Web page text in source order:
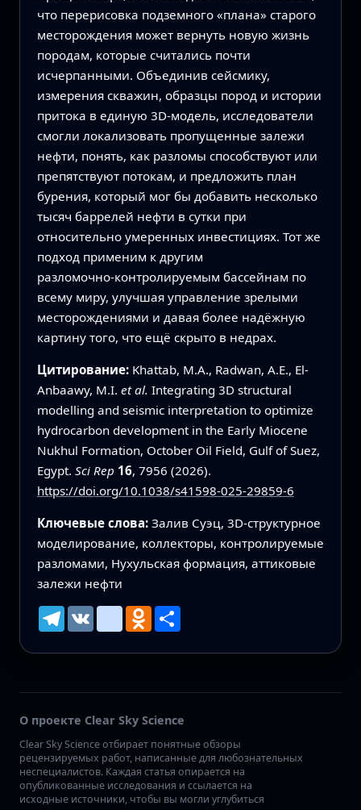
что перерисовка подземного «плана» старого
месторождения может вернуть новую жизнь
породам, которые считались почти
исчерпанными. Объединив сейсмику,
измерения скважин, образцы пород и истории
притока в единую 3D‑модель, исследователи
смогли локализовать пропущенные залежи
нефти, понять, как разломы способствуют или
препятствуют потокам, и предложить план
бурения, который мог бы добавить несколько
тысяч баррелей нефти в сутки при
относительно умеренных инвестициях. Тот же
подход применим к другим
разломочно‑контролируемым бассейнам по
всему миру, улучшая управление зрелыми
месторождениями и давая более надёжную
картину того, что ещё скрыто в недрах.
Цитирование: Khattab, M.A., Radwan, A.E., El-
Anbaawy, M.I. et al. Integrating 3D structural
modelling and seismic interpretation to optimize
hydrocarbon development in the Early Miocene
Nukhul Formation, October Oil Field, Gulf of Suez,
Egypt. Sci Rep 16, 7956 (2026).
https://doi.org/10.1038/s41598-025-29859-6
Ключевые слова: Залив Суэц, 3D-структурное
моделирование, коллекторы, контролируемые
разломами, Нухульская формация, аттиковые
залежи нефти
Telegram
VK mailruOdnoklassniki
Ресурс
О проекте Clear Sky Science
Clear Sky Science отбирает понятные обзоры
рецензируемых работ, написанные для любознательных
неспециалистов. Каждая статья опирается на
опубликованные исследования и ссылается на
исходные источники, чтобы вы могли углубиться